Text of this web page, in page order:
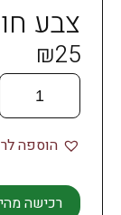
צבע
₪25
הוספה
רכישה